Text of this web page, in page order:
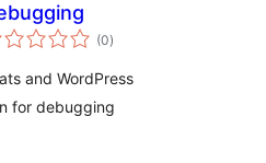
(0total
ratings
)
and WordPress
for debugging